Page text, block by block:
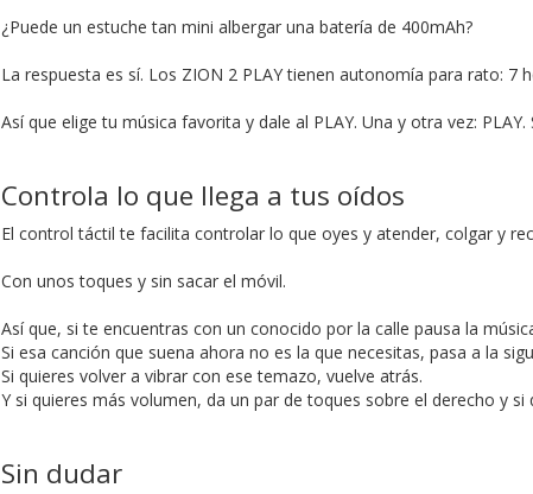
¿Puede un estuche tan mini albergar una batería de 400mAh?
La respuesta es sí. Los ZION 2 PLAY tienen autonomía para rato:
Así que elige tu música favorita y dale al PLAY. Una y otra vez: PLAY.
Controla lo que llega a tus oídos
El control táctil te facilita controlar lo que oyes y atender, colgar y
Con unos toques y sin sacar el móvil.
Así que, si te encuentras con un conocido por la calle pausa la
Si esa canción que suena ahora no es la que necesitas, pasa a la
Si quieres volver a vibrar con ese temazo, vuelve atrás.
Y si quieres más volumen, da un par de toques sobre el derecho y
Sin dudar